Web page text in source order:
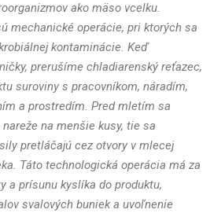
ako mäso vcelku.
mechanické operácie, pri ktorých sa
kontaminácie. Keď
prerušíme chladiarenský reťazec,
suroviny s pracovníkom, náradím,
a prostredím. Pred mletím sa
na menšie kusy, tie sa
pretláčajú cez otvory v mlecej
Táto technologická operácia má za
a prísunu kyslíka do produktu,
svalových buniek a uvoľnenie